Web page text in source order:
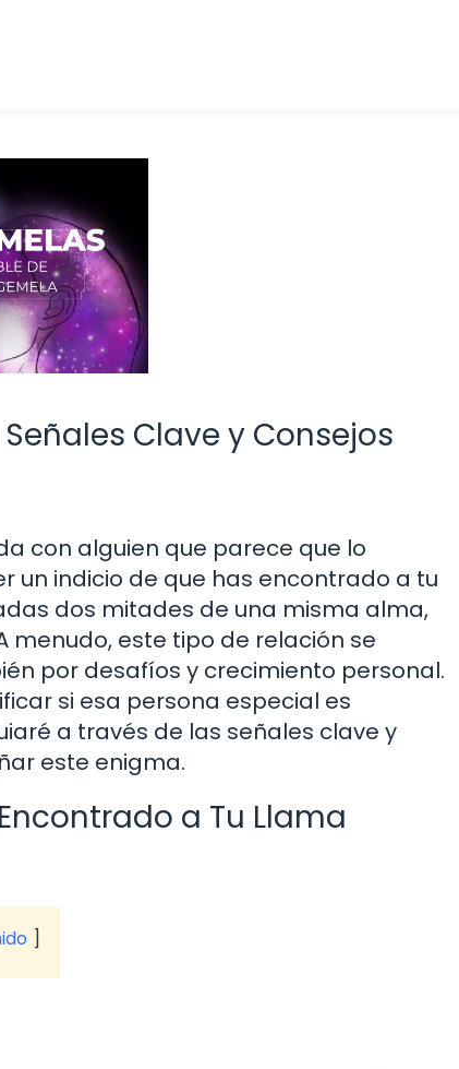
Clave y Consejos
con alguien que parece que lo
un indicio de que has encontrado a tu
dos mitades de una misma alma,
menudo, este tipo de relación se
por desafíos y crecimiento personal.
si esa persona especial es
a través de las señales clave y
este enigma.
a Tu Llama